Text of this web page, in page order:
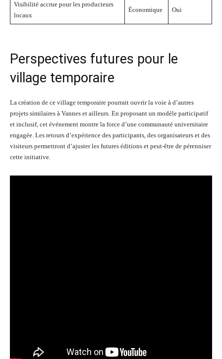
Visibilité accrue pour les producteurs
locaux
Économique Oui
Perspectives futures pour le
village temporaire
La création de ce village temporaire pourrait ouvrir la voie à d’autres
projets similaires à Vannes et ailleurs. En proposant un modèle participatif
et inclusif, cet événement montre la force d’une communauté universitaire
engagée. Les retours d’expérience des participants, des organisateurs et des
visiteurs permettront d’ajuster les futures éditions et peut-être de pérenniser
cette initiative.